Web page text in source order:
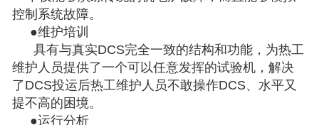
控制系统故障。
●维护培训
具有与真实DCS完全一致的结构和功能，为热工
维护人员提供了一个可以任意发挥的试验机，解决
了DCS投运后热工维护人员不敢操作DCS、水平又
提不高的困境。
●运行分析